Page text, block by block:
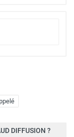
DIFFUSION ?